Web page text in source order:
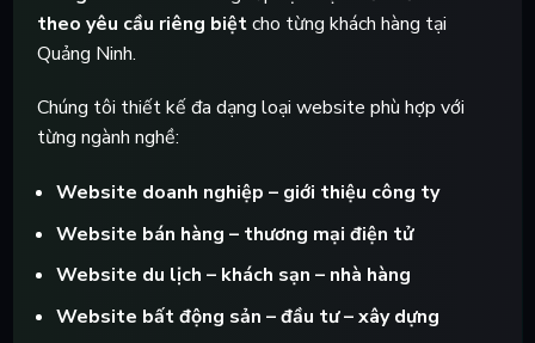
theo yêu cầu riêng biệtcho từng khách hàng tại
Quảng Ninh.
Chúng tôi thiết kế đa dạng loại website phù hợp với
từng ngành nghề:
Website doanh nghiệp – giới thiệu công ty
Website bán hàng – thương mại điện tử
Website du lịch – khách sạn – nhà hàng
Website bất động sản – đầu tư – xây dựng